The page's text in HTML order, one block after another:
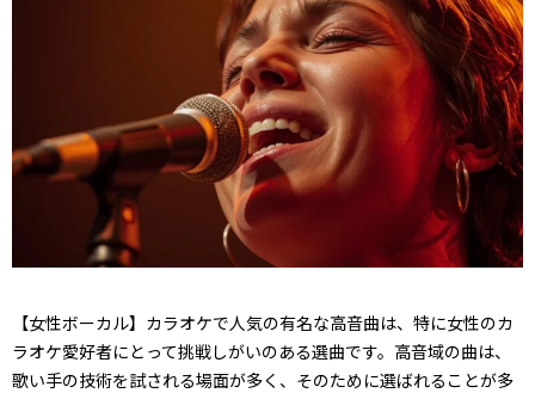
【女性ボーカル】カラオケで人気の有名な高音曲は、特に女性のカ
ラオケ愛好者にとって挑戦しがいのある選曲です。高音域の曲は、
歌い手の技術を試される場面が多く、そのために選ばれることが多